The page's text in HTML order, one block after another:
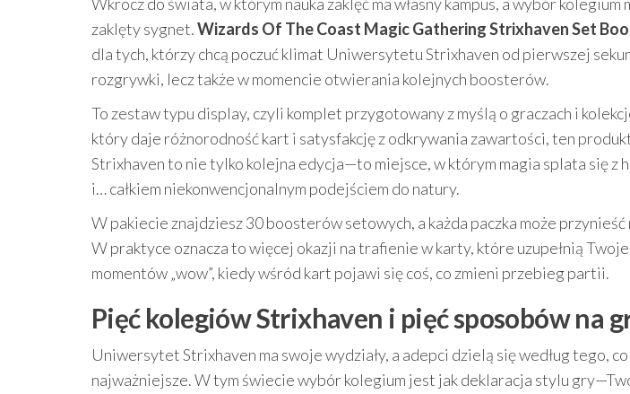
zaklęty sygnet.Wizards Of The Coast Magic Gathering Strixhaven Set
dla tych, którzy chcą poczuć klimat Uniwersytetu Strixhaven od pierwszej
rozgrywki, lecz także w momencie otwierania kolejnych boosterów.
To zestaw typu display, czyli komplet przygotowany z myślą o graczach i
który daje różnorodność kart i satysfakcję z odkrywania zawartości, ten
Strixhaven to nie tylko kolejna edycja—to miejsce, w którym magia splata się z
i… całkiem niekonwencjonalnym podejściem do natury.
W pakiecie znajdziesz 30 boosterów setowych, a każda paczka może
W praktyce oznacza to więcej okazji na trafienie w karty, które uzupełnią
momentów „wow”, kiedy wśród kart pojawi się coś, co zmieni przebieg partii.
Pięć kolegiów Strixhaven i pięć sposobów na
Uniwersytet Strixhaven ma swoje wydziały, a adepci dzielą się według tego,
najważniejsze. W tym świecie wybór kolegium jest jak deklaracja stylu